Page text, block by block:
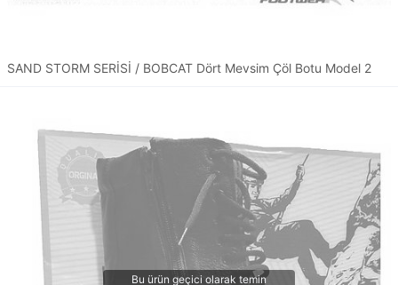
SAND STORM SERİSİ / BOBCAT Dört Mevsim Çöl Botu Model 2